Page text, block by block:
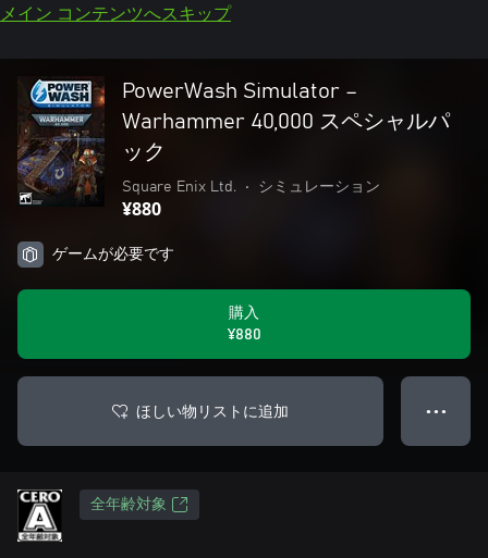
メイン コンテンツへスキップ
PowerWash Simulator –
Warhammer 40,000 スペシャルパ
ック
Square Enix Ltd. • シミュレーション
¥880
ゲームが必要です
購入
¥880
ほしい物リストに追加 ● ● ●
全年齢対象